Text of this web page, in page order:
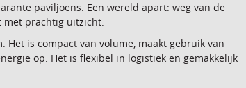
paviljoens. Een wereld apart: weg van de
met prachtig uitzicht.
is compact van volume, maakt gebruik van
op. Het is flexibel in logistiek en gemakkelijk